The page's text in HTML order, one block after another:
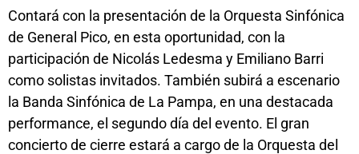
Contará con la presentación de la Orquesta Sinfónica
de General Pico, en esta oportunidad, con la
participación de Nicolás Ledesma y Emiliano Barri
como solistas invitados. También subirá a escenario
la Banda Sinfónica de La Pampa, en una destacada
performance, el segundo día del evento. El gran
concierto de cierre estará a cargo de la Orquesta del